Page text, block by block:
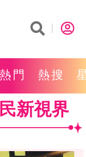
熱門 熱搜
新視界